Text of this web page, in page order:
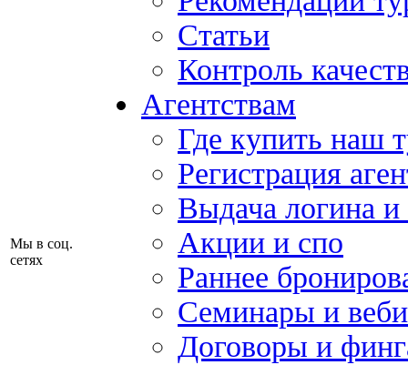
Мы в соц.
сетях
Статьи
Контроль
Агентствам
Где купить наш
Регистрация
Выдача логина и
Акции и спо
Раннее
Семинары и
Договоры и